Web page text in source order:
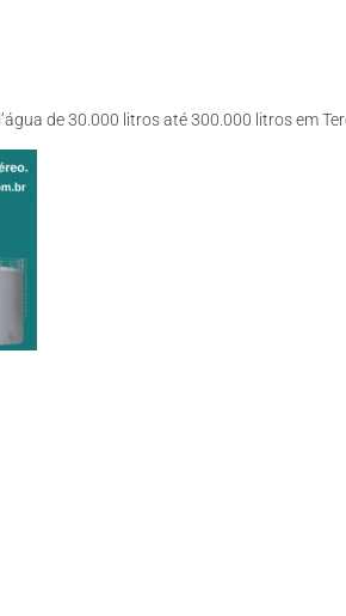
de 30.000 litros até 300.000 litros em